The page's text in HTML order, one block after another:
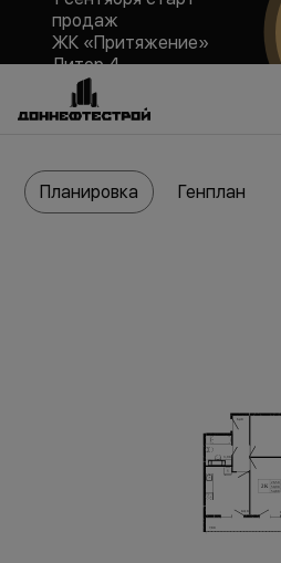
продаж
ЖК «Притяжение»
Литер 4
Планировка Генплан